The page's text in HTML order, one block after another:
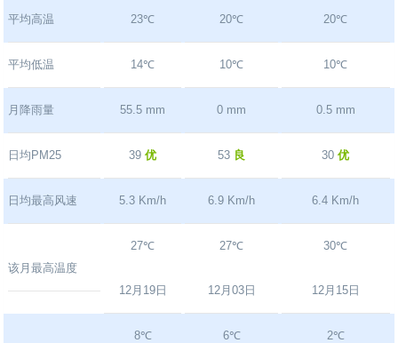
平均高温 23℃ 20℃ 20℃
平均低温 14℃ 10℃ 10℃
月降雨量 55.5 mm 0 mm 0.5 mm
日均PM25 39优 53 良 30优
日均最高风速 5.3 Km/h 6.9 Km/h 6.4 Km/h
该月最高温度
27℃
12月19日
27℃
12月03日
30℃
12月15日
8℃ 6℃ 2℃